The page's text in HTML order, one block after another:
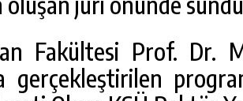
Fakültesi Prof. Dr.
gerçekleştirilen
GÜNLÜK HABER AKIŞI